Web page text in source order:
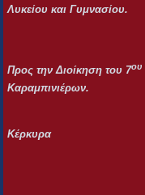
Λυκείου και Γυμνασίου.
Προς την Διοίκηση του 7ου
Καραμπινιέρων.
Κέρκυρα